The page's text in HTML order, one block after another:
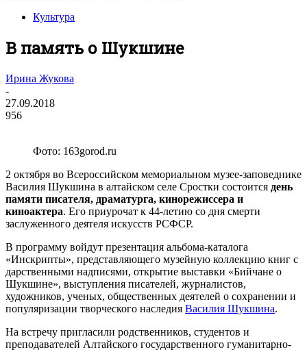
Культура
В память о Шукшине
Ирина Жукова
-
27.09.2018
956
Фото: 163gorod.ru
2 октября во Всероссийском мемориальном музее-заповеднике
Василия Шукшина в алтайском селе Сростки состоится день
памяти писателя, драматурга, кинорежиссера и
киноактера. Его приурочат к 44-летию со дня смерти
заслуженного деятеля искусств РСФСР.
В программу войдут презентация альбома-каталога
«Инскрипты», представляющего музейную коллекцию книг с
дарственными надписями, открытие выставки «Бийчане о
Шукшине», выступления писателей, журналистов,
художников, ученых, общественных деятелей о сохранении и
популяризации творческого наследия Василия Шукшина.
На встречу пригласили родственников, студентов и
преподавателей Алтайского государственного гуманитарно-